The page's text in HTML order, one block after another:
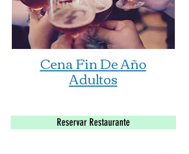
Cena Fin De Año
Adultos
Reservar Restaurante